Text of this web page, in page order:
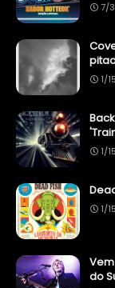
7/
1/
1/
1/
do